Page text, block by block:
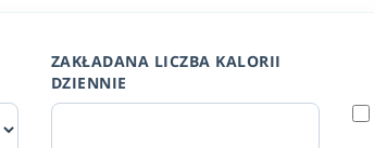
ZAKŁADANA LICZBA KALORII
DZIENNIE